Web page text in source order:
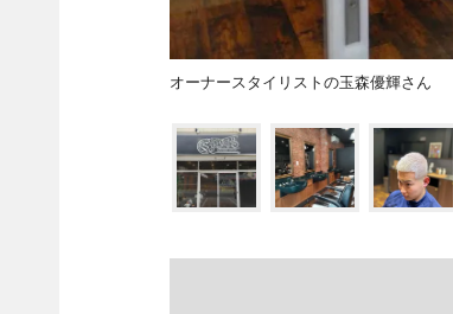
オーナースタイリストの玉森優輝さん